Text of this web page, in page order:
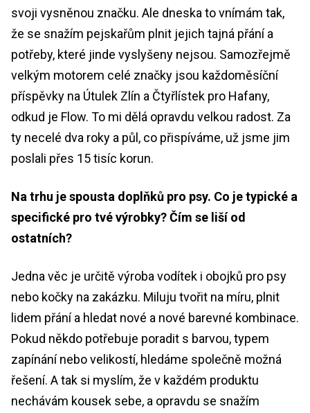
svoji vysněnou značku. Ale dneska to vnímám tak,
že se snažím pejskařům plnit jejich tajná přání a
potřeby, které jinde vyslyšeny nejsou. Samozřejmě
velkým motorem celé značky jsou každoměsíční
příspěvky na Útulek Zlín a Čtyřlístek pro Hafany,
odkud je Flow. To mi dělá opravdu velkou radost. Za
ty necelé dva roky a půl, co přispíváme, už jsme jim
poslali přes 15 tisíc korun.
Na trhu je spousta doplňků pro psy. Co je typické a
specifické pro tvé výrobky? Čím se liší od
ostatních?
Jedna věc je určitě výroba vodítek i obojků pro psy
nebo kočky na zakázku. Miluju tvořit na míru, plnit
lidem přání a hledat nové a nové barevné kombinace.
Pokud někdo potřebuje poradit s barvou, typem
zapínání nebo velikostí, hledáme společně možná
řešení. A tak si myslím, že v každém produktu
nechávám kousek sebe, a opravdu se snažím